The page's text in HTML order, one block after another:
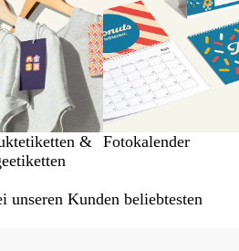
&
Fotokalender
unseren Kunden beliebtesten